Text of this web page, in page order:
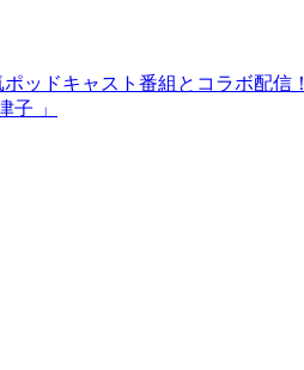
ッドキャスト番組とコラボ配信！
」